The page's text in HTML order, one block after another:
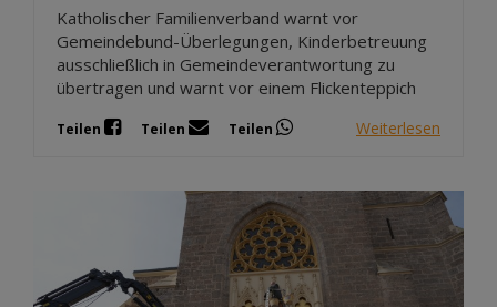
Katholischer Familienverband warnt vor
Gemeindebund-Überlegungen, Kinderbetreuung
ausschließlich in Gemeindeverantwortung zu
übertragen und warnt vor einem Flickenteppich
Teilen Teilen Teilen Weiterlesen